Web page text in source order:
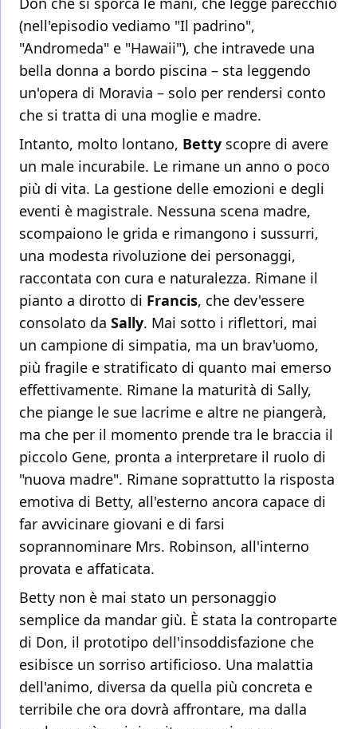
(nell'episodio vediamo "Il padrino",
"Andromeda" e "Hawaii"), che intravede una
bella donna a bordo piscina – sta leggendo
un'opera di Moravia – solo per rendersi conto
che si tratta di una moglie e madre.
Intanto, molto lontano, Betty scopre di avere
un male incurabile. Le rimane un anno o poco
più di vita. La gestione delle emozioni e degli
eventi è magistrale. Nessuna scena madre,
scompaiono le grida e rimangono i sussurri,
una modesta rivoluzione dei personaggi,
raccontata con cura e naturalezza. Rimane il
pianto a dirotto di Francis, che dev'essere
consolato da Sally. Mai sotto i riflettori, mai
un campione di simpatia, ma un brav'uomo,
più fragile e stratificato di quanto mai emerso
effettivamente. Rimane la maturità di Sally,
che piange le sue lacrime e altre ne piangerà,
ma che per il momento prende tra le braccia il
piccolo Gene, pronta a interpretare il ruolo di
"nuova madre". Rimane soprattutto la risposta
emotiva di Betty, all'esterno ancora capace di
far avvicinare giovani e di farsi
soprannominare Mrs. Robinson, all'interno
provata e affaticata.
Betty non è mai stato un personaggio
semplice da mandar giù. È stata la controparte
di Don, il prototipo dell'insoddisfazione che
esibisce un sorriso artificioso. Una malattia
dell'animo, diversa da quella più concreta e
terribile che ora dovrà affrontare, ma dalla